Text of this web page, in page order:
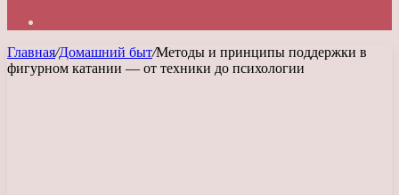
Главная/Домашний быт/Методы и принципы поддержки в
фигурном катании — от техники до психологии